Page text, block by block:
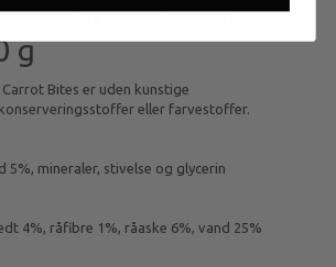
with Carrot
g
Bites er uden kunstige
eller farvestoffer.
5%, mineraler, stivelse og glycerin
4%, råfibre 1%, råaske 6%, vand 25%